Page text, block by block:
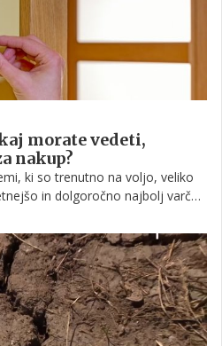
morate vedeti,
nakup?
ki so trenutno na voljo, veliko
in dolgoročno najbolj varčno
ravno tako, zato se nikar ne
se posvetujte s strokovnjakom.
odločitev, morate vedeti kaj
kako deluje, ali se vam nakup
še pozorni.